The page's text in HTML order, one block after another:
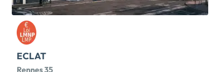
ECLAT
Rennes 35